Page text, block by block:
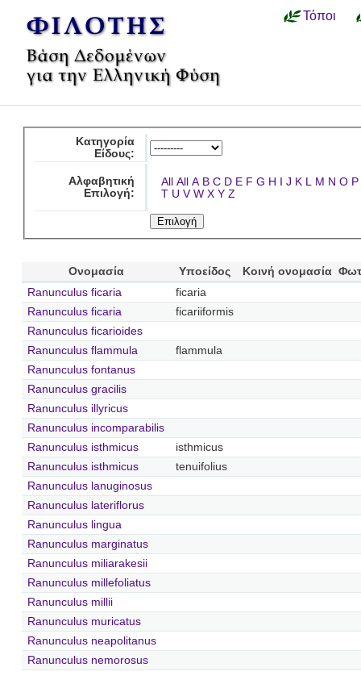
Τόποι
Κατηγορία
Είδους:
Αλφαβητική
Επιλογή:
All All A B C D E F G H I J K L M N O P
T U V W X Y Z
Ονομασία Υποείδος Κοινή ονομασία
Ranunculus ficaria
ficaria
Ranunculus ficaria
ficariiformis
Ranunculus ficarioides
Ranunculus flammula
flammula
Ranunculus fontanus
Ranunculus gracilis
Ranunculus illyricus
Ranunculus incomparabilis
Ranunculus isthmicus
isthmicus
Ranunculus isthmicus
tenuifolius
Ranunculus lanuginosus
Ranunculus lateriflorus
Ranunculus lingua
Ranunculus marginatus
Ranunculus miliarakesii
Ranunculus millefoliatus
Ranunculus millii
Ranunculus muricatus
Ranunculus neapolitanus
Ranunculus nemorosus